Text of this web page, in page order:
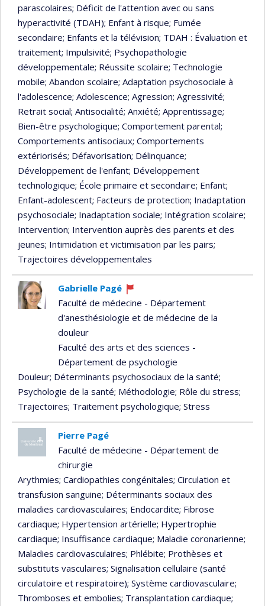
parascolaires; Déficit de l'attention avec ou sans
hyperactivité (TDAH); Enfant à risque; Fumée
secondaire; Enfants et la télévision; TDAH : Évaluation et
traitement; Impulsivité; Psychopathologie
développementale; Réussite scolaire; Technologie
mobile; Abandon scolaire; Adaptation psychosociale à
l'adolescence; Adolescence; Agression; Agressivité;
Retrait social; Antisocialité; Anxiété; Apprentissage;
Bien-être psychologique; Comportement parental;
Comportements antisociaux; Comportements
extériorisés; Défavorisation; Délinquance;
Développement de l'enfant; Développement
technologique; École primaire et secondaire; Enfant;
Enfant-adolescent; Facteurs de protection; Inadaptation
psychosociale; Inadaptation sociale; Intégration scolaire;
Intervention; Intervention auprès des parents et des
jeunes; Intimidation et victimisation par les pairs;
Trajectoires développementales
Gabrielle Pagé
Ce
professeur
recrute
Faculté de médecine - Département
d'anesthésiologie et de médecine de la
douleur
Faculté des arts et des sciences -
Département de psychologie
Douleur; Déterminants psychosociaux de la santé;
Psychologie de la santé; Méthodologie; Rôle du stress;
Trajectoires; Traitement psychologique; Stress
Pierre Pagé
Faculté de médecine - Département de
chirurgie
Arythmies; Cardiopathies congénitales; Circulation et
transfusion sanguine; Déterminants sociaux des
maladies cardiovasculaires; Endocardite; Fibrose
cardiaque; Hypertension artérielle; Hypertrophie
cardiaque; Insuffisance cardiaque; Maladie coronarienne;
Maladies cardiovasculaires; Phlébite; Prothèses et
substituts vasculaires; Signalisation cellulaire (santé
circulatoire et respiratoire); Système cardiovasculaire;
Thromboses et embolies; Transplantation cardiaque;